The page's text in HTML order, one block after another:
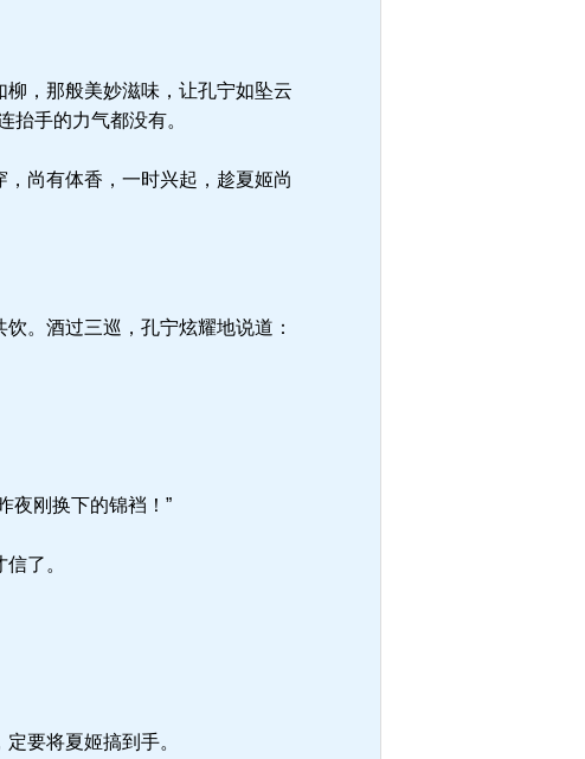
，那般美妙滋味，让孔宁如坠云
抬手的力气都没有。
尚有体香，一时兴起，趁夏姬尚
。酒过三巡，孔宁炫耀地说道：
夜刚换下的锦裆！”
了。
要将夏姬搞到手。